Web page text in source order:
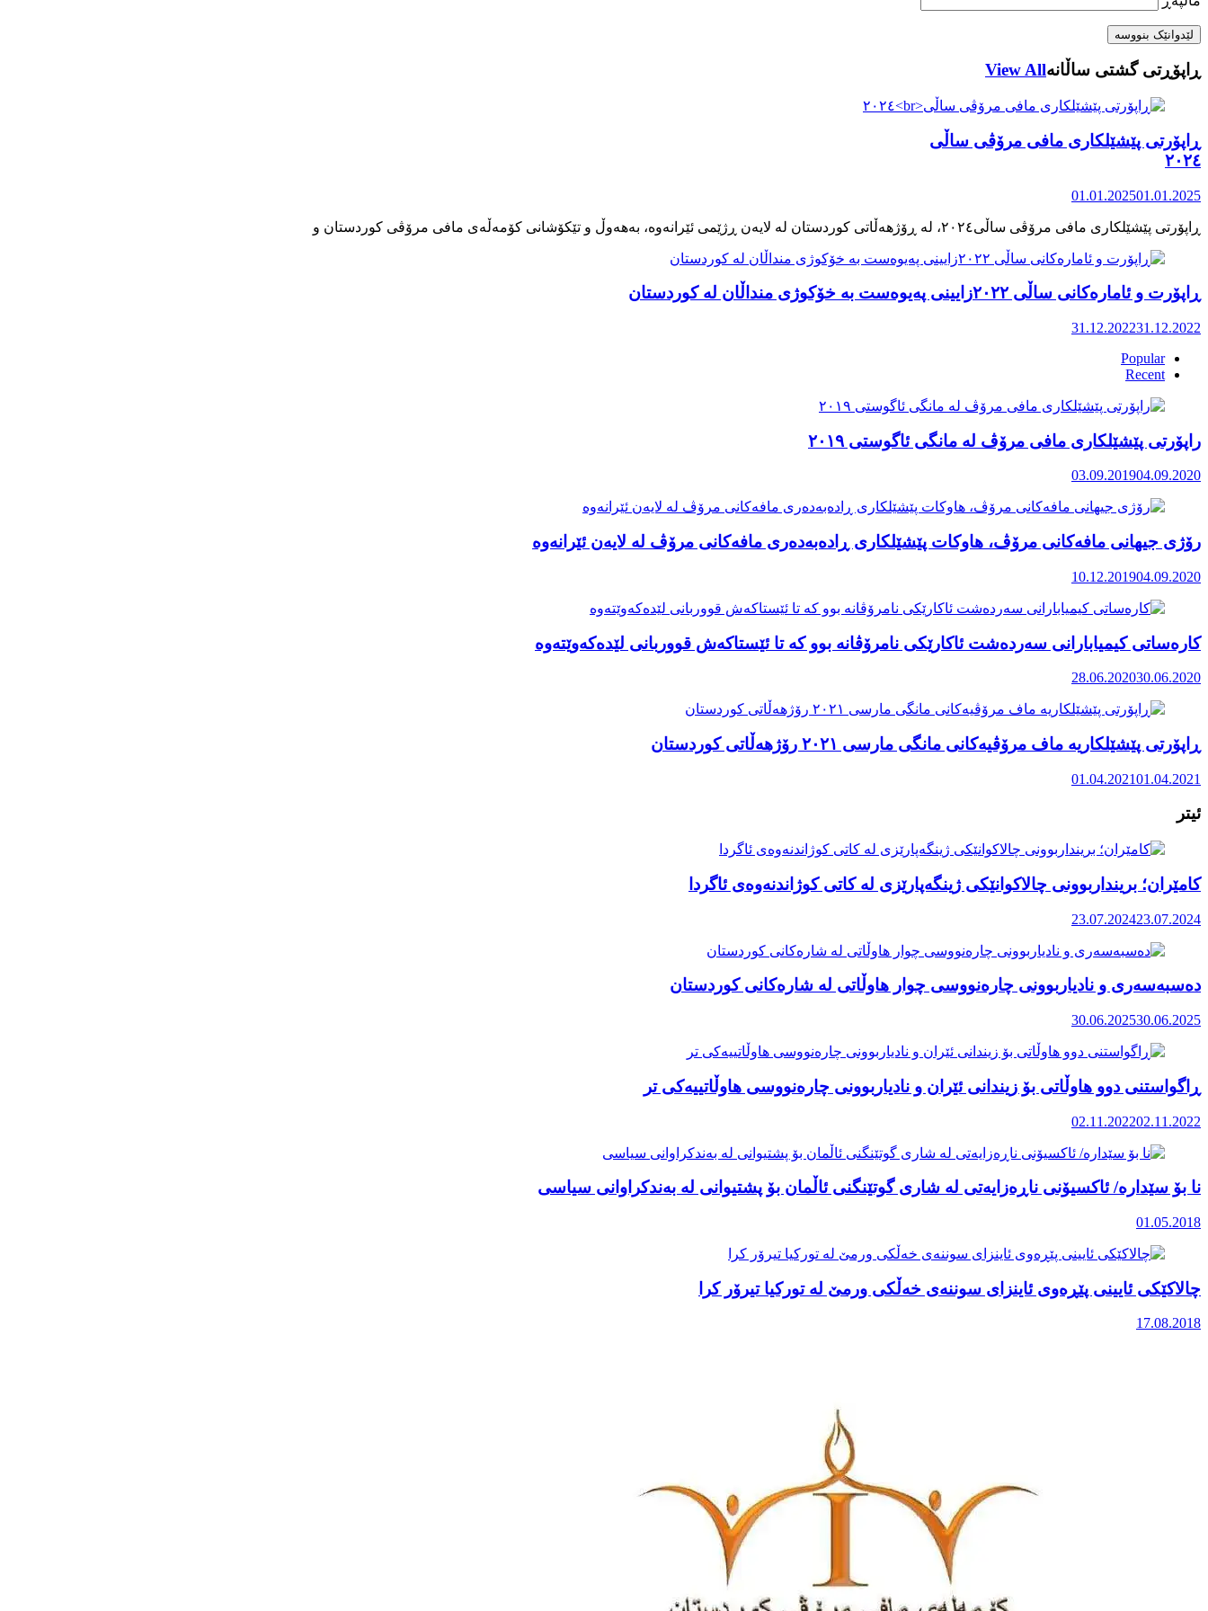
ڕاپۆڕتی گشتی ساڵانهView All
ڕاپۆرتی پێشێلکاری مافی مرۆڤی ساڵی
٢٠٢٤
01.01.202501.01.2025
ڕاپۆرت و ئامارەکانی ساڵی ٢٠٢٢زایینی پەیوەست بە خۆکوژی منداڵان لە کوردستان
31.12.202231.12.2022
Popular
Recent
راپۆرتی پێشێلكاری مافی مرۆڤ له‌ مانگی ئاگوستی ٢٠١٩
03.09.201904.09.2020
رۆژی جیهانی مافەکانی مرۆڤ، هاوکات پێشێلکاری ڕادەبەدەری مافەکانی مرۆڤ لە لایەن ئێرانەوە
10.12.201904.09.2020
کارەساتی کیمیابارانی سەردەشت ئاکارێکی نامرۆڤانە بوو کە تا ئێستاکەش قووربانی لێدەکەوێتەوە
28.06.202030.06.2020
ڕاپۆرتی پێشێلکاریە ماف مرۆڤیەکانی مانگی مارسی ٢٠٢١ رۆژهەڵاتی کوردستان
01.04.202101.04.2021
ئیتر
کامێران؛ برینداربوونی چالاکوانێکی ژینگەپارێزی له کاتی کوژاندنەوەی ئاگردا
23.07.202423.07.2024
دەسبەسەری و نادیاربوونی چارەنووسی چوار هاوڵاتی لە شارەکانی کوردستان
30.06.202530.06.2025
ڕاگواستنی دوو هاوڵاتی بۆ زیندانی ئێران و نادیاربوونی چارەنووسی هاوڵاتییەکی تر
02.11.202202.11.2022
نا بۆ سێدارە/ ئاکسیۆنی ناڕەزایەتی لە شاری گوتێنگنی ئاڵمان بۆ پشتیوانی لە بەندکراوانی سیاسی
01.05.2018
چالاکێکی ئایینی پێڕەوی ئاینزای سوننەی خەڵکی ورمێ لە تورکیا تیرۆر کرا
17.08.2018